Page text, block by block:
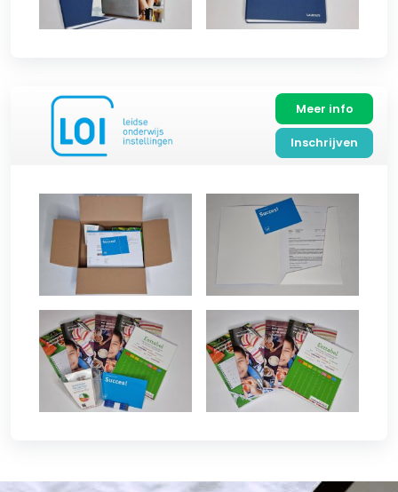
Meer info
Inschrijven